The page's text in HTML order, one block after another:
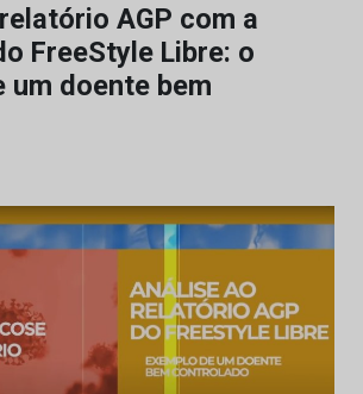
AGP com a
FreeStyle Libre: o
um doente bem